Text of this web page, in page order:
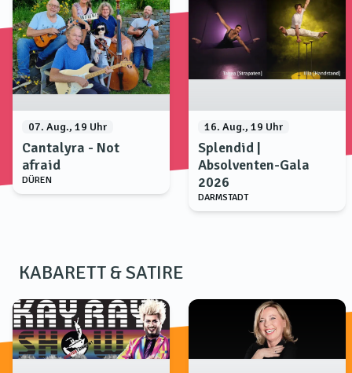
07. Aug., 19 Uhr
Cantalyra - Not
afraid
DÜREN
16. Aug., 19 Uhr
Splendid |
Absolventen-Gala
2026
DARMSTADT
KABARETT & SATIRE